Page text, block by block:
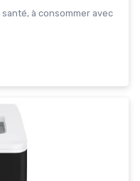
à consommer avec